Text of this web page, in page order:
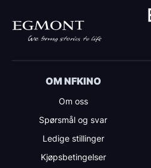
OM NFKINO
Om oss
Spørsmål og svar
Ledige stillinger
Kjøpsbetingelser